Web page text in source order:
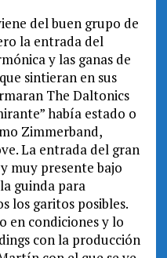
del buen grupo de
la entrada del
y las ganas de
sintieran en sus
The Daltonics
había estado o
Zimmerband,
La entrada del gran
muy presente bajo
guinda para
los garitos posibles.
en condiciones y lo
con la producción